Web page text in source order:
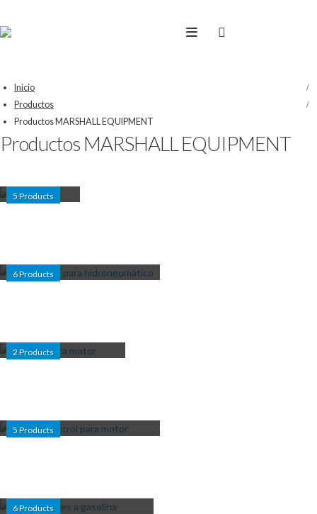
Inicio
Productos
Productos MARSHALL EQUIPMENT
Productos MARSHALL EQUIPMENT
5Products
6Products
2Products
5Products
6Products